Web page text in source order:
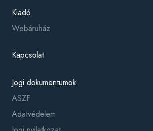
Kiadó
Webáruház
Kapcsolat
Jogi dokumentumok
ASZF
Adatvédelem